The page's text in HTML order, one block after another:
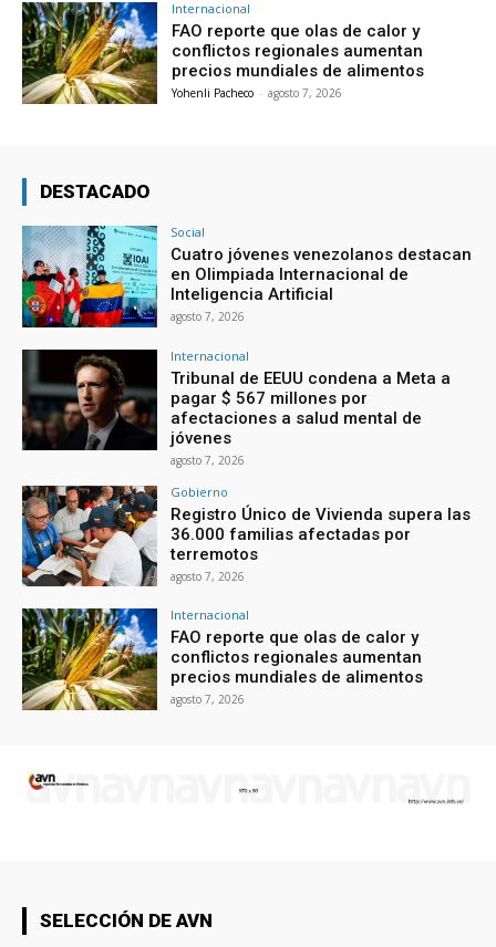
Internacional
FAO reporte que olas de calor y
conflictos regionales aumentan
precios mundiales de alimentos
Yohenli Pacheco - agosto 7, 2026
DESTACADO
Social
Cuatro jóvenes venezolanos destacan
en Olimpiada Internacional de
Inteligencia Artificial
agosto 7, 2026
Internacional
Tribunal de EEUU condena a Meta a
pagar $ 567 millones por
afectaciones a salud mental de
jóvenes
agosto 7, 2026
Gobierno
Registro Único de Vivienda supera las
36.000 familias afectadas por
terremotos
agosto 7, 2026
Internacional
FAO reporte que olas de calor y
conflictos regionales aumentan
precios mundiales de alimentos
agosto 7, 2026
SELECCIÓN DE AVN